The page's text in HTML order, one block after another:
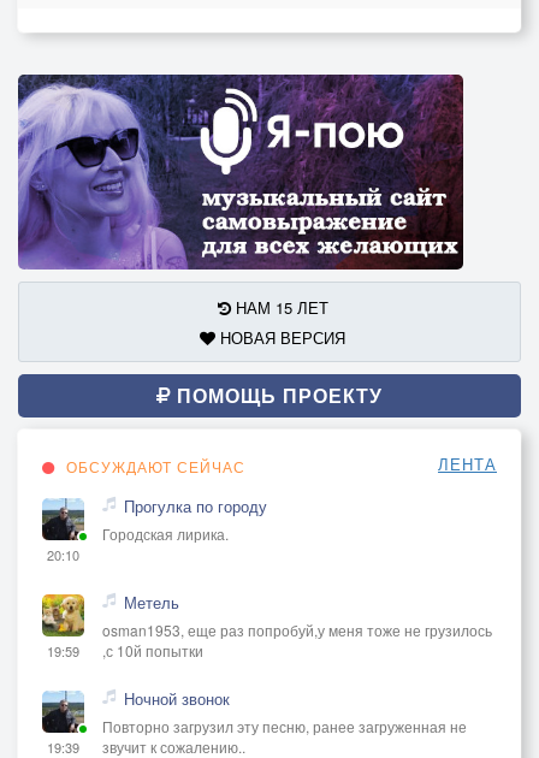
НАМ 15 ЛЕТ
НОВАЯ ВЕРСИЯ
ПОМОЩЬ ПРОЕКТУ
ОБСУЖДАЮТ СЕЙЧАС ЛЕНТА
20:10
Прогулка по городу
Городская лирика.
19:59
Метель
osman1953, еще раз попробуй,у меня тоже не грузилось
,с 10й попытки
19:39
Ночной звонок
Повторно загрузил эту песню, ранее загруженная не
звучит к сожалению..